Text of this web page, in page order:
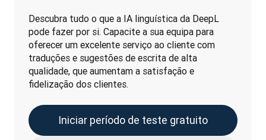
Descubra tudo o que a IA linguística da DeepL
pode fazer por si. Capacite a sua equipa para
oferecer um excelente serviço ao cliente com
traduções e sugestões de escrita de alta
qualidade, que aumentam a satisfação e
fidelização dos clientes.
Iniciar período de teste gratuito